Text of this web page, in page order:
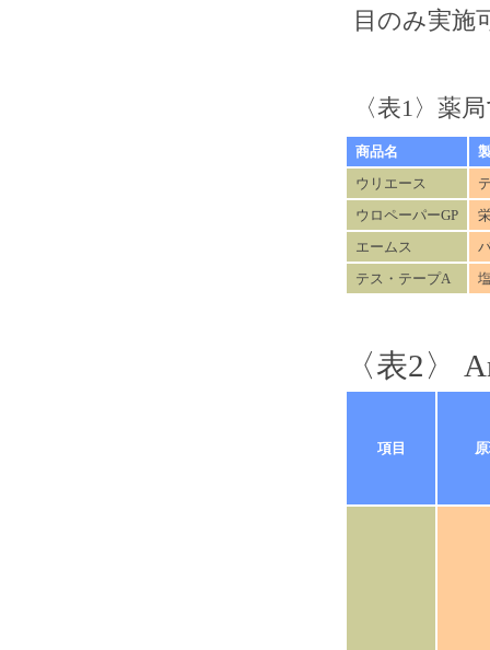
目のみ実施
〈表1〉薬
商品名
ウリエース
ウロペーパーGP
エームス
テス・テープA
〈表2〉
項目